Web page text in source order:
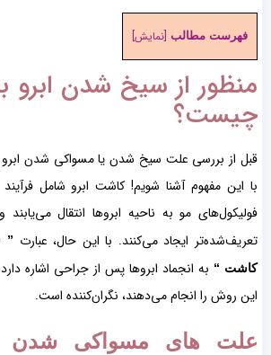
فهرست مطالب نمایش
منظور از سیخ شدن ابرو
چیست؟
قبل از بررسی علت سیخ شدن یا مسواکی شدن
با این مفهوم آشنا شویم! کاشت ابرو شامل
فولیکول‌های مو به ناحیه ابروها انتقال
تعریف‌شده‌تر ایجاد می‌کنند. با این حال، عبارت ”
کاشت “ به انجماد ابروها پس از جراحی اشاره
این روش را انجام می‌دهند، نگران‌کننده است.
علت های مسواکی شدن